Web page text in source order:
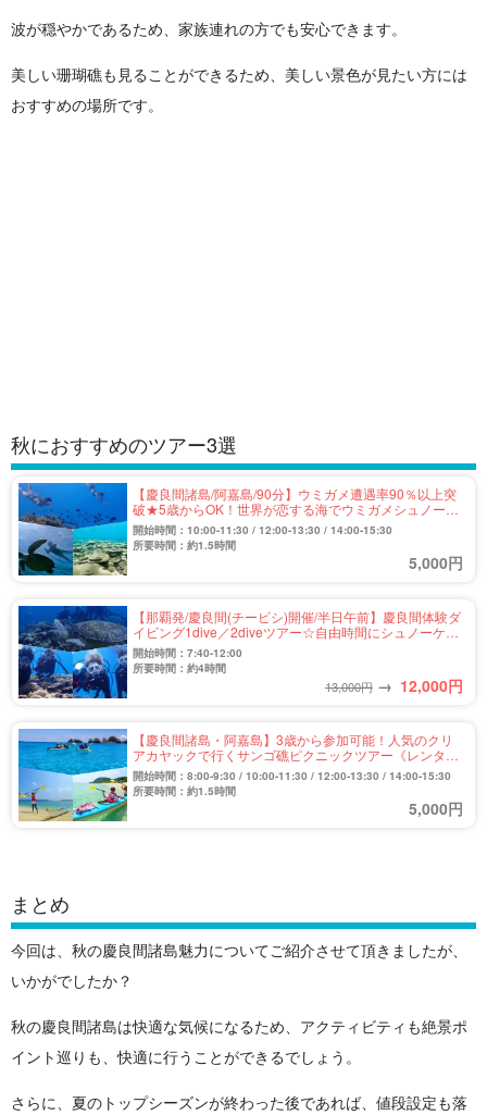
波が穏やかであるため、家族連れの方でも安心できます。
美しい珊瑚礁も見ることができるため、美しい景色が見たい方には
おすすめの場所です。
秋におすすめのツアー3選
【慶良間諸島/阿嘉島/90分】ウミガメ遭遇率90％以上突
破★5歳からOK！世界が恋する海でウミガメシュノーケ
ルツアー《レンタル器材無料》（No.309）
開始時間：10:00-11:30 / 12:00-13:30 / 14:00-15:30
所要時間：約1.5時間
5,000円
【那覇発/慶良間(チービシ)開催/半日午前】慶良間体験ダ
イビング1dive／2diveツアー☆自由時間にシュノーケル
も可能♪ウミガメにも会えるかも＜公安委員会指定優良
店で安心安全！＞（No.304）
開始時間：7:40-12:00
所要時間：約4時間
13,000円 → 12,000円
【慶良間諸島・阿嘉島】3歳から参加可能！人気のクリ
アカヤックで行くサンゴ礁ピクニックツアー《レンタル
器材無料》（No.308）
開始時間：8:00-9:30 / 10:00-11:30 / 12:00-13:30 / 14:00-15:30
所要時間：約1.5時間
5,000円
まとめ
今回は、秋の慶良間諸島魅力についてご紹介させて頂きましたが、
いかがでしたか？
秋の慶良間諸島は快適な気候になるため、アクティビティも絶景ポ
イント巡りも、快適に行うことができるでしょう。
さらに、夏のトップシーズンが終わった後であれば、値段設定も落